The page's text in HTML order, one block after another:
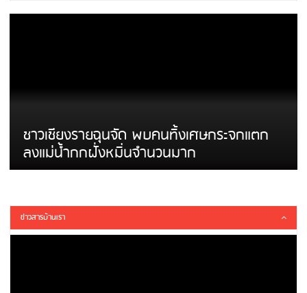
ชาวเชียงรายฉุนจัด พบคนทิ้งเศษกระจกแตก
ลงแม่น้ำกกฝั่งหมิ่นจำนวนมาก
ข่าวสารบ้านเรา